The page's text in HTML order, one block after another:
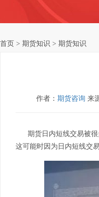
首页 > 期货知识 > 期货知识
作者： 期货咨询 来
期货日内短线交易被
这可能时因为日内短线交